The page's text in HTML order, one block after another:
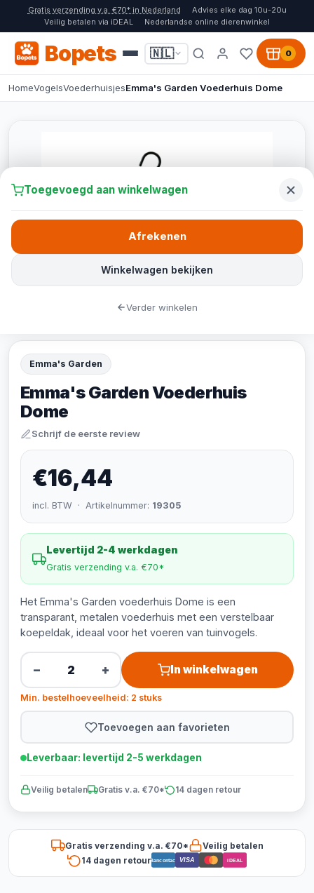
Gratis verzending v.a. €70* in Nederland
Advies elke dag 10u-20u
Veilig betalen via iDEAL
Nederlandse online dierenwinkel
Bopets 🇳🇱 0
HomeVogelsVoederhuisjesEmma's Garden Voederhuis Dome
Emma's Garden
Emma's Garden Voederhuis
Dome
Schrijf de eerste review
€16,44
incl. BTW · Artikelnummer: 19305
Levertijd 2-4 werkdagen
Gratis verzending v.a. €70*
Het Emma's Garden voederhuis Dome is een
transparant, metalen voederhuis met een verstelbaar
koepeldak, ideaal voor het voeren van tuinvogels.
− + In winkelwagen
Min. bestelhoeveelheid: 2 stuks
Toevoegen aan favorieten
Leverbaar: levertijd 2-5 werkdagen
Veilig betalen Gratis v.a. €70* 14 dagen retour
Gratis verzending v.a. €70*
Veilig betalen
14 dagen retourBancontact VISA iDEAL
Toegevoegd aan winkelwagen
Winkelwagen bekijken
Afrekenen
Verder winkelen